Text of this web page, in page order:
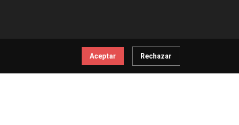
Aceptar Rechazar